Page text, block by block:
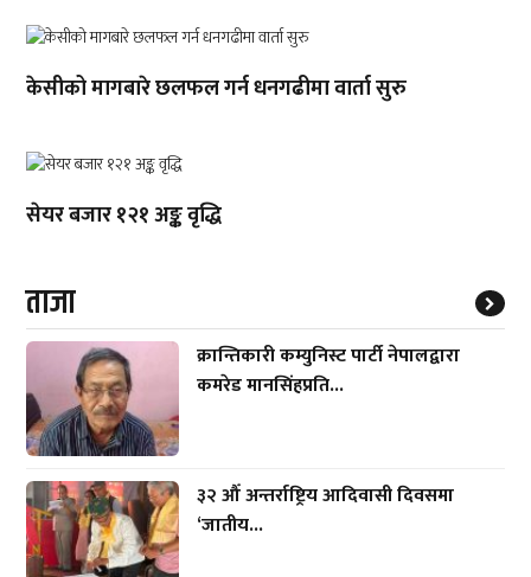
केसीको मागबारे छलफल गर्न धनगढीमा वार्ता सुरु
सेयर बजार १२१ अङ्क वृद्धि
ताजा
क्रान्तिकारी कम्युनिस्ट पार्टी नेपालद्वारा
कमरेड मानसिंहप्रति...
३२ औँ अन्तर्राष्ट्रिय आदिवासी दिवसमा
‘जातीय...